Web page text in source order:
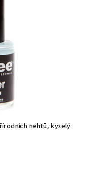
nehtů, kyselý